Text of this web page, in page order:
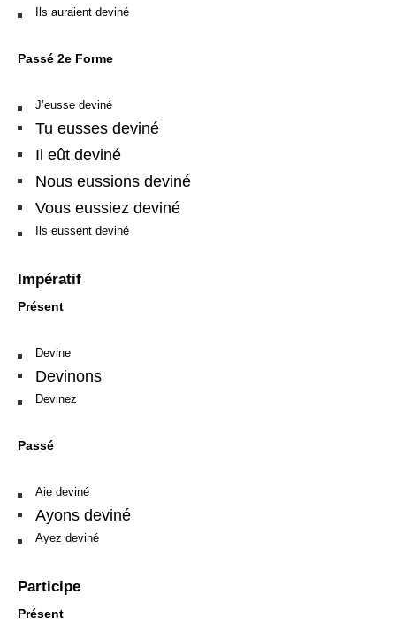
Ils auraient deviné
Passé 2e Forme
J’eusse deviné
Tu eusses deviné
Il eût deviné
Nous eussions deviné
Vous eussiez deviné
Ils eussent deviné
Impératif
Présent
Devine
Devinons
Devinez
Passé
Aie deviné
Ayons deviné
Ayez deviné
Participe
Présent